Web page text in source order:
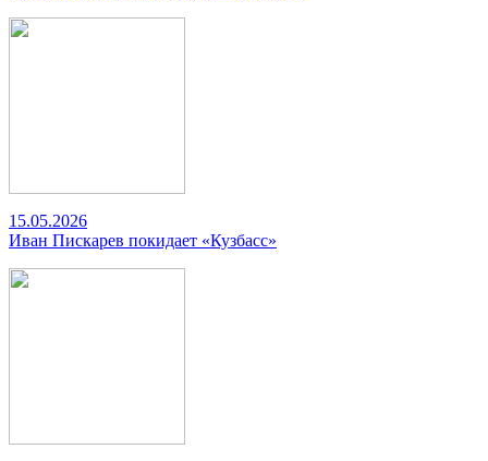
15.05.2026
Иван Пискарев покидает «Кузбасс»